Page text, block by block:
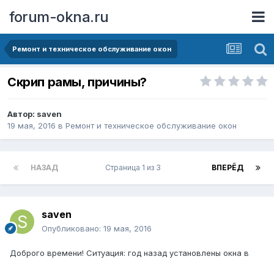
forum-okna.ru
Ремонт и техническое обслуживание окон
Скрип рамы, причины?
Автор: saven
19 мая, 2016 в Ремонт и техническое обслуживание окон
НАЗАД ВПЕРЁД
Страница 1 из 3
saven
Опубликовано: 19 мая, 2016
Доброго времени! Ситуация: год назад установлены окна в